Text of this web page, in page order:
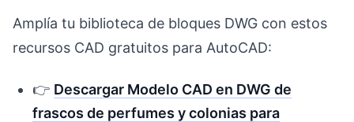
Amplía tu biblioteca de bloques DWG con estos
recursos CAD gratuitos para AutoCAD:
👉 Descargar Modelo CAD en DWG de
frascos de perfumes y colonias para